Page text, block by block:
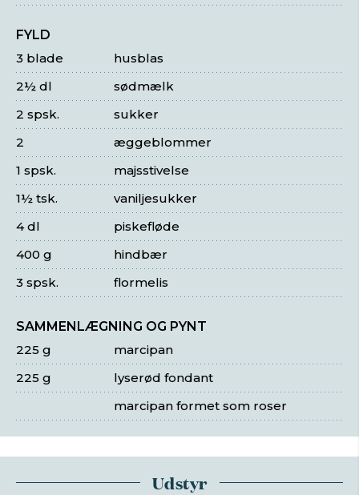
FYLD
husblas
3 blade
sødmælk
2½ dl
sukker
2 spsk.
æggeblommer
2
majsstivelse
1 spsk.
vaniljesukker
1½ tsk.
piskefløde
4 dl
hindbær
400 g
flormelis
3 spsk.
SAMMENLÆGNING OG PYNT
marcipan
225 g
lyserød fondant
225 g
marcipan formet som roser
Udstyr